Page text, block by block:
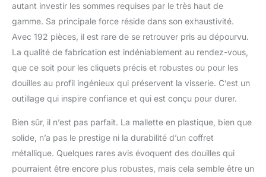
autant investir les sommes requises par le très haut de
gamme. Sa principale force réside dans son exhaustivité.
Avec 192 pièces, il est rare de se retrouver pris au dépourvu.
La qualité de fabrication est indéniablement au rendez-vous,
que ce soit pour les cliquets précis et robustes ou pour les
douilles au profil ingénieux qui préservent la visserie. C’est un
outillage qui inspire confiance et qui est conçu pour durer.
Bien sûr, il n’est pas parfait. La mallette en plastique, bien que
solide, n’a pas le prestige ni la durabilité d’un coffret
métallique. Quelques rares avis évoquent des douilles qui
pourraient être encore plus robustes, mais cela semble être un